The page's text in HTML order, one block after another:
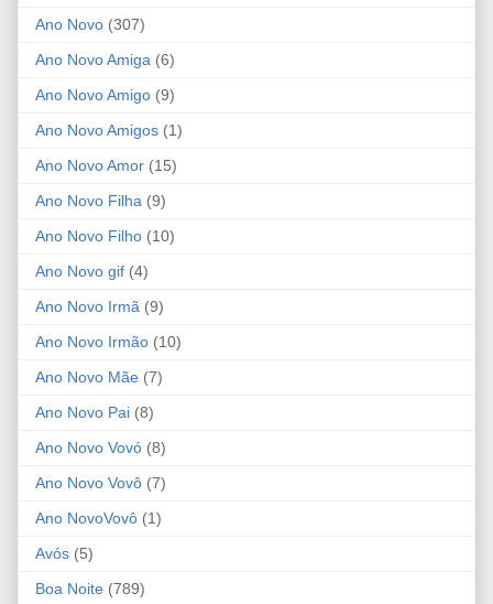
Ano Novo (307)
Ano Novo Amiga (6)
Ano Novo Amigo (9)
Ano Novo Amigos (1)
Ano Novo Amor (15)
Ano Novo Filha (9)
Ano Novo Filho (10)
Ano Novo gif (4)
Ano Novo Irmã (9)
Ano Novo Irmão (10)
Ano Novo Mãe (7)
Ano Novo Pai (8)
Ano Novo Vovó (8)
Ano Novo Vovô (7)
Ano NovoVovô (1)
Avós (5)
Boa Noite (789)